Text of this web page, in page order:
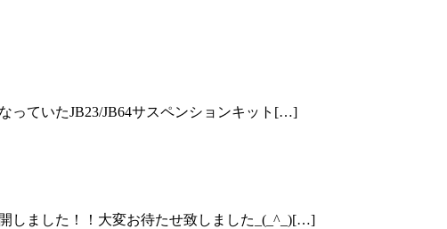
っていたJB23/JB64サスペンションキット[…]
しました！！大変お待たせ致しました_(_^_)[…]